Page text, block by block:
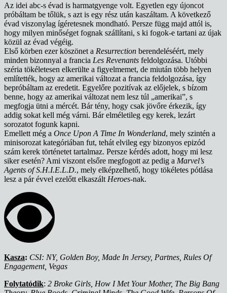
Az idei abc-s évad is harmatgyenge volt. Egyetlen egy újoncot
próbáltam be tőlük, s azt is egy rész után kaszáltam. A következő
évad viszonylag ígéretesnek mondható. Persze függ majd attól is,
hogy milyen minőséget fognak szállítani, s ki fogok-e tartani az újak
közül az évad végéig.
Első körben ezer köszönet a Resurrection berendeléséért, mely
minden bizonnyal a francia Les Revenants feldolgozása. Utóbbi
széria tökéletesen elkerülte a figyelmemet, de miután több helyen
említették, hogy az amerikai változat a francia feldolgozása, így
bepróbáltam az eredetit. Egyelőre pozitívak az előjelek, s bízom
benne, hogy az amerikai változat nem lesz túl „amerikai”, s
megfogja ütni a mércét. Bár tény, hogy csak jövőre érkezik, így
addig sokat kell még várni. Bár elméletileg egy kerek, lezárt
sorozatot fogunk kapni.
Emellett még a Once Upon A Time In Wonderland, mely szintén a
minisorozat kategóriában fut, tehát elvileg egy bizonyos epizód
szám kerek történetet tartalmaz. Persze kérdés adott, hogy mi lesz
siker esetén? Ami viszont elsőre megfogott az pedig a Marvel’s
Agents of S.H.I.E.L.D., mely elképzelhető, hogy tökéletes pótlása
lesz a pár évvel ezelőtt elkaszált Heroes-nak.
Kasza: CSI: NY, Golden Boy, Made In Jersey, Partnes, Rules Of
Engagement, Vegas
Folytatódik: 2 Broke Girls, How I Met Your Mother, The Big Bang